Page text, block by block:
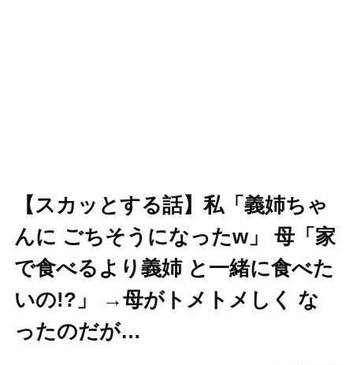
【スカッとする話】私「義姉ちゃ
んに ごちそうになったw」 母「家
で食べるより義姉 と一緒に食べた
いの!?」 →母がトメトメしく な
ったのだが…